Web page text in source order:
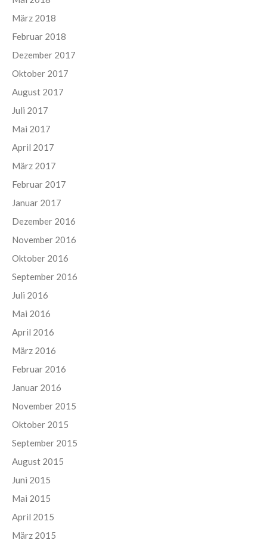
März 2018
Februar 2018
Dezember 2017
Oktober 2017
August 2017
Juli 2017
Mai 2017
April 2017
März 2017
Februar 2017
Januar 2017
Dezember 2016
November 2016
Oktober 2016
September 2016
Juli 2016
Mai 2016
April 2016
März 2016
Februar 2016
Januar 2016
November 2015
Oktober 2015
September 2015
August 2015
Juni 2015
Mai 2015
April 2015
März 2015